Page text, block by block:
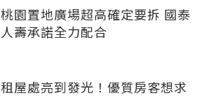
桃園置地廣場超高確定要拆 國泰
人壽承諾全力配合
租屋處亮到發光！優質房客想求